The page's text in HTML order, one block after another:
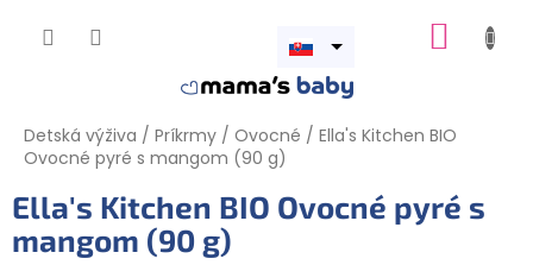
Otvoriť
Detská výživa / Príkrmy / Ovocné / Ella's Kitchen BIO
Ovocné pyré s mangom (90 g)
Ella's Kitchen BIO Ovocné pyré s
mangom (90 g)